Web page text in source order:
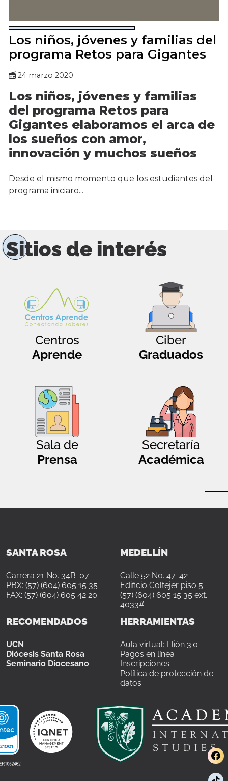
Los niños, jóvenes y familias del
programa Retos para Gigantes
24 marzo 2020
Los niños, jóvenes y familias
del programa Retos para
Gigantes elaboramos el arca de
los sueños con amor,
innovación y muchos sueños
Desde el mismo momento que los estudiantes del
programa iniciaro...
Sitios de interés
Centros
Aprende
Ciber
Graduados
Sala de
Prensa
Secretaría
Académica
SANTA ROSA
Carrera 21 No. 34B-07
PBX: (57) (604) 605 15 35
FAX: (57) (604) 605 42 20
MEDELLÍN
Calle 52 No. 47-42
Edificio Coltejer piso 5
(57) (604) 605 15 35 ext.
4033#
RECOMENDADOS
UCN
Diócesis Santa Rosa
Seminario Diocesano
HERRAMIENTAS
Aula virtual: Elión 3.0
Pagos en línea
Inscripciones
Política de protección de
datos